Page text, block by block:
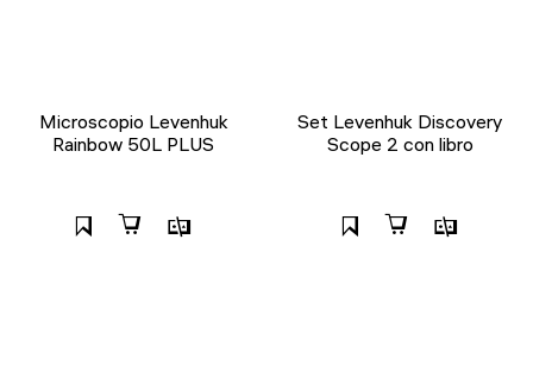
Microscopio Levenhuk
Rainbow 50L PLUS
Set Levenhuk Discovery
Scope 2 con libro